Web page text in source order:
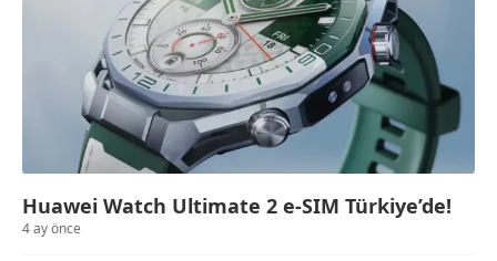
Huawei Watch Ultimate 2 e-SIM Türkiye’de!
4 ay önce